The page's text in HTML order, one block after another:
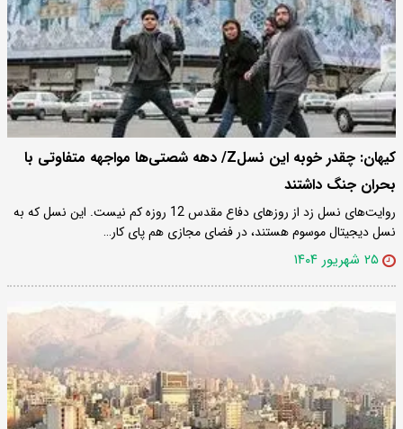
کیهان: چقدر خوبه این نسلZ/ دهه شصتی‌ها مواجهه متفاوتی با
بحران جنگ داشتند
روایت‌های نسل زد از روزهای دفاع مقدس 12 روزه کم نیست. این نسل که به
نسل دیجیتال موسوم هستند، در فضای مجازی هم پای کار…
۲۵ شهریور ۱۴۰۴